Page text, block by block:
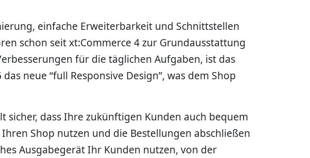
einfache Erweiterbarkeit und Schnittstellen
schon seit xt:Commerce 4 zur Grundausstattung
für die täglichen Aufgaben, ist das
neue “full Responsive Design”, was dem Shop
sicher, dass Ihre zukünftigen Kunden auch bequem
Shop nutzen und die Bestellungen abschließen
Ausgabegerät Ihr Kunden nutzen, von der